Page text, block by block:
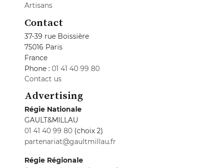
Artisans
Contact
37-39 rue Boissière
75016 Paris
France
Phone : 01 41 40 99 80
Contact us
Advertising
Régie Nationale
GAULT&MILLAU
01 41 40 99 80 (choix 2)
partenariat@gaultmillau.fr
Régie Régionale